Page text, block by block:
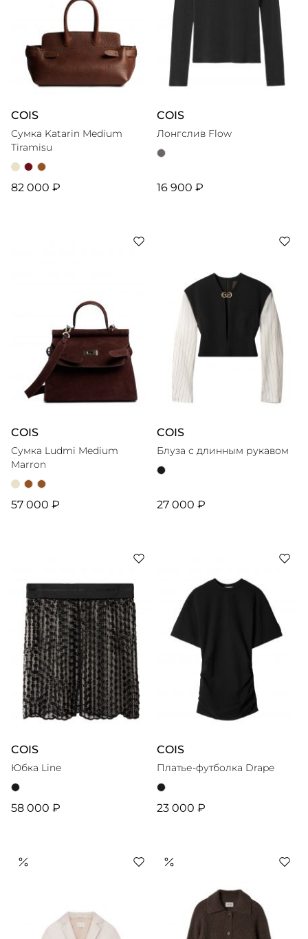
COIS
Сумка Katarin Medium
Tiramisu
82 000 ₽
COIS
Лонгслив Flow
16 900 ₽
COIS
Сумка Ludmi Medium
Marron
57 000 ₽
COIS
Блуза с длинным рукавом
27 000 ₽
COIS
Юбка Line
58 000 ₽
COIS
Платье-футболка Drape
23 000 ₽